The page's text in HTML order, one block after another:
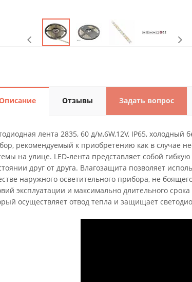
Отзывы Задать вопрос
лента 2835, 60 д/м,6W,12V, IP65,
рекомендуемый к приобретению как в случае
на улице. LED-лента представляет собой
друг от друга. Влагозащита позволяет
наружного осветительного прибора, не
эксплуатации и максимально длительного
осуществляет отвод тепла и защищает